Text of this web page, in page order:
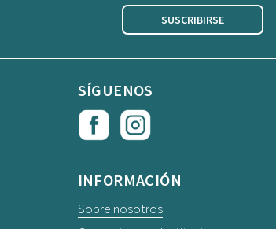
SUSCRIBIRSE
SÍGUENOS
FacebookInstagram
INFORMACIÓN
Sobre nosotros